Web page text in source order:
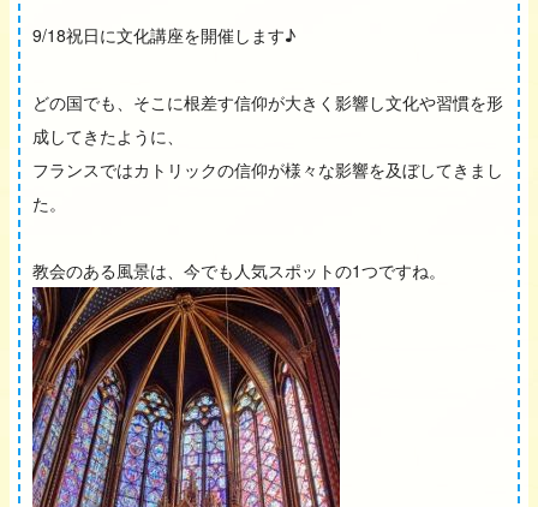
9/18祝日に文化講座を開催します♪
どの国でも、そこに根差す信仰が大きく影響し文化や習慣を形
成してきたように、
フランスではカトリックの信仰が様々な影響を及ぼしてきまし
た。
教会のある風景は、今でも人気スポットの1つですね。